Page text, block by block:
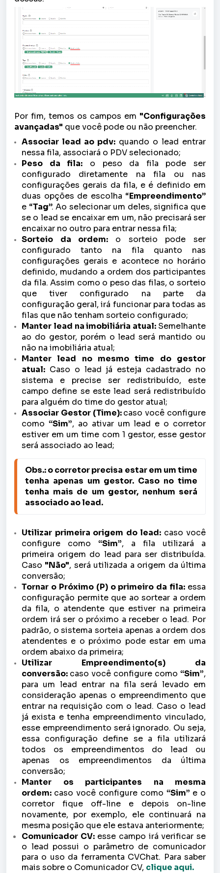
Por fim, temos os campos em "Configurações
avançadas" que você pode ou não preencher.
Associar lead ao pdv: quando o lead entrar
nessa fila, associará o PDV selecionado;
Peso da fila: o peso da fila pode ser
configurado diretamente na fila ou nas
configurações gerais da fila, e é definido em
duas opções de escolha “Empreendimento”
e “Tag”. Ao selecionar um deles, significa que
se o lead se encaixar em um, não precisará ser
encaixar no outro para entrar nessa fila;
Sorteio da ordem: o sorteio pode ser
configurado tanto na fila quanto nas
configurações gerais e acontece no horário
definido, mudando a ordem dos participantes
da fila. Assim como o peso das filas, o sorteio
que tiver configurado na parte da
configuração geral, irá funcionar para todas as
filas que não tenham sorteio configurado;
Manter lead na imobiliária atual: Semelhante
ao do gestor, porém o lead será mantido ou
não na imobiliária atual;
Manter lead no mesmo time do gestor
atual: Caso o lead já esteja cadastrado no
sistema e precise ser redistribuído, este
campo define se este lead será redistribuído
para alguém do time do gestor atual;
Associar Gestor (Time):caso você configure
como “Sim”, ao ativar um lead e o corretor
estiver em um time com 1 gestor, esse gestor
será associado ao lead;
Obs.: o corretor precisa estar em um time
tenha apenas um gestor. Caso no time
tenha mais de um gestor, nenhum será
associado ao lead.
Utilizar primeira origem do lead: caso você
configure como “Sim”, a fila utilizará a
primeira origem do lead para ser distribuída.
Caso "Não", será utilizada a origem da última
conversão;
Tornar o Próximo (P) o primeiro da fila: essa
configuração permite que ao sortear a ordem
da fila, o atendente que estiver na primeira
ordem irá ser o próximo a receber o lead. Por
padrão, o sistema sorteia apenas a ordem dos
atendentes e o próximo pode estar em uma
ordem abaixo da primeira;
Utilizar Empreendimento(s) da
conversão: caso você configure como “Sim”,
para um lead entrar na fila será levado em
consideração apenas o empreendimento que
entrar na requisição com o lead. Caso o lead
já exista e tenha empreendimento vinculado,
esse empreendimento será ignorado. Ou seja,
essa configuração define se a fila utilizará
todos os empreendimentos do lead ou
apenas os empreendimentos da última
conversão;
Manter os participantes na mesma
ordem: caso você configure como “Sim” e o
corretor fique off-line e depois on-line
novamente, por exemplo, ele continuará na
mesma posição que ele estava anteriormente;
Comunicador CV:esse campo irá verificar se
o lead possui o parâmetro de comunicador
para o uso da ferramenta CVChat. Para saber
mais sobre o Comunicador CV, clique aqui.